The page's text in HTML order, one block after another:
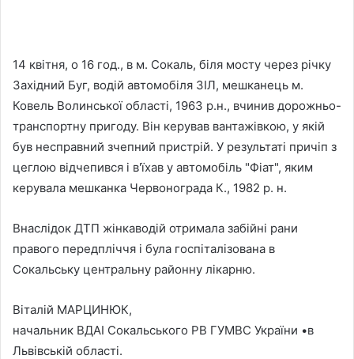
14 квітня, о 16 год., в м. Сокаль, біля мосту через річку
Західний Буг, водій автомобіля ЗІЛ, мешканець м.
Ковель Волинської області, 1963 р.н., вчинив дорожньо-
транспортну пригоду. Він керував вантажівкою, у якій
був несправний зчепний пристрій. У результаті причіп з
цеглою відчепився і в'їхав у автомобіль "Фіат", яким
керувала мешканка Червонограда К., 1982 р. н.
Внаслідок ДТП жінкаводій отримала забійні рани
правого передпліччя і була госпіталізована в
Сокальську центральну районну лікарню.
Віталій МАРЦИНЮК,
начальник ВДАІ Сокальського РВ ГУМВС України •в
Львівській області.